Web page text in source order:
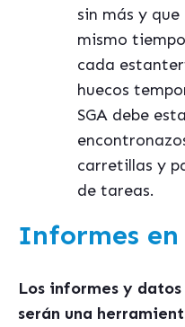
sin más y
mismo
cada
huecos
SGA debe
carretillas y
de tareas.
Informes en
Los informes y
serán una